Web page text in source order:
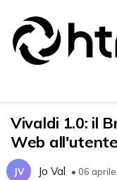
Vivaldi 1.0: il
Web
JV Jo Val • 06